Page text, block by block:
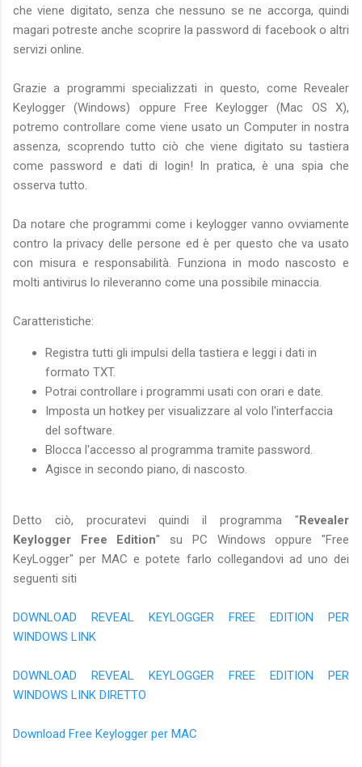
che viene digitato, senza che nessuno se ne accorga, quindi
magari potreste anche scoprire la password di facebook o altri
servizi online.
Grazie a programmi specializzati in questo, come Revealer
Keylogger (Windows) oppure Free Keylogger (Mac OS X),
potremo controllare come viene usato un Computer in nostra
assenza, scoprendo tutto ciò che viene digitato su tastiera
come password e dati di login! In pratica, è una spia che
osserva tutto.
Da notare che programmi come i keylogger vanno ovviamente
contro la privacy delle persone ed è per questo che va usato
con misura e responsabilità. Funziona in modo nascosto e
molti antivirus lo rileveranno come una possibile minaccia.
Caratteristiche:
Registra tutti gli impulsi della tastiera e leggi i dati in
formato TXT.
Potrai controllare i programmi usati con orari e date.
Imposta un hotkey per visualizzare al volo l'interfaccia
del software.
Blocca l'accesso al programma tramite password.
Agisce in secondo piano, di nascosto.
Detto ciò, procuratevi quindi il programma "Revealer
Keylogger Free Edition" su PC Windows oppure "Free
KeyLogger" per MAC e potete farlo collegandovi ad uno dei
seguenti siti
DOWNLOAD REVEAL KEYLOGGER FREE EDITION PER
WINDOWS LINK
DOWNLOAD REVEAL KEYLOGGER FREE EDITION PER
WINDOWS LINK DIRETTO
Download Free Keylogger per MAC